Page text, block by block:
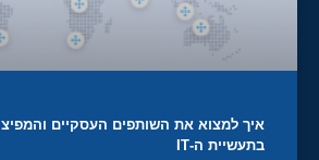
איך למצוא את השותפים העסקיים
בתעשיית ה-IT